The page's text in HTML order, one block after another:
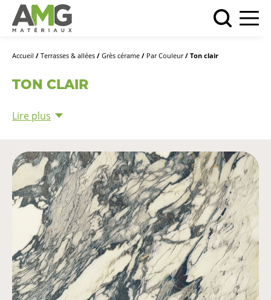
Accueil / Terrasses & allées / Grès cérame / Par Couleur/ Ton clair
TON CLAIR
Lire plus